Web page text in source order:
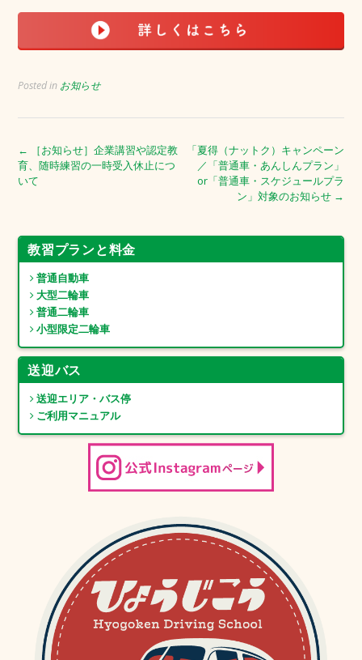
Posted in お知らせ
Post
navigation
←
［お知らせ］企業講習や認定教
育、随時練習の一時受入休止につ
いて
「夏得（ナットク）キャンペーン
／「普通車・あんしんプラン」
or「普通車・スケジュールプラ
ン」対象のお知らせ →
教習プランと料金
普通自動車
大型二輪車
普通二輪車
小型限定二輪車
送迎バス
送迎エリア・バス停
ご利用マニュアル